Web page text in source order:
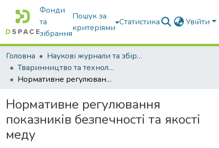
Фонди
та
зібрання
Пошук за
критеріями
Статистика Увійти
Головна
Наукові журнали та збірники видань
Тваринництво та технології харчових продуктів
Нормативне регулювання показників безпечності та якості меду
Нормативне регулювання
показників безпечності та якості
меду